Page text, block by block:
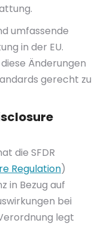
umfassende
in der EU.
Änderungen
gerecht zu
die SFDR
Regulation)
in Bezug auf
bei
legt